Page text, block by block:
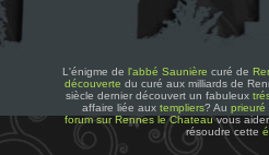
L'énigme de l'abbé Saunière curé de
découverte du curé aux milliards de
siècle dernier découvert un fabuleux
affaire liée aux templiers? Au prieuré
forum sur Rennes le Chateauvous
résoudre cette